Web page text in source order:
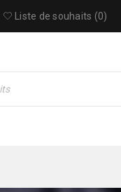
Liste de souhaits (0)